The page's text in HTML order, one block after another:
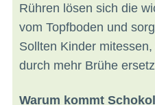
Rühren lösen sich die
vom Topfboden und
Sollten Kinder
durch mehr Brühe
Warum kommt